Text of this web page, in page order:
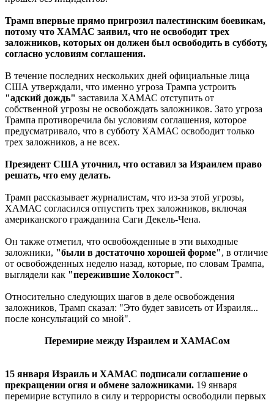
Трамп впервые прямо пригрозил палестинским боевикам,
потому что ХАМАС заявил, что не освободит трех
заложников, которых он должен был освободить в субботу,
согласно условиям соглашения.
В течение последних нескольких дней официальные лица
США утверждали, что именно угроза Трампа устроить
"адский дождь" заставила ХАМАС отступить от
собственной угрозы не освобождать заложников. Зато угроза
Трампа противоречила бы условиям соглашения, которое
предусматривало, что в субботу ХАМАС освободит только
трех заложников, а не всех.
Президент США уточнил, что оставил за Израилем право
решать, что ему делать.
Трамп рассказывает журналистам, что из-за этой угрозы,
ХАМАС согласился отпустить трех заложников, включая
американского гражданина Саги Декель-Чена.
Он также отметил, что освобожденные в эти выходные
заложники, "были в достаточно хорошей форме", в отличие
от освобожденных неделю назад, которые, по словам Трампа,
выглядели как "пережившие Холокост".
Относительно следующих шагов в деле освобождения
заложников, Трамп сказал: "Это будет зависеть от Израиля...
после консультаций со мной".
Перемирие между Израилем и ХАМАСом
15 января Израиль и ХАМАС подписали соглашение о
прекращении огня и обмене заложниками. 19 января
перемирие вступило в силу и террористы освободили первых